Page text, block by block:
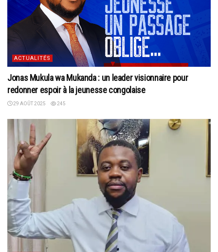
ACTUALITÉS
Jonas Mukula wa Mukanda : un leader visionnaire pour
redonner espoir à la jeunesse congolaise
29 AOÛT 2025 245